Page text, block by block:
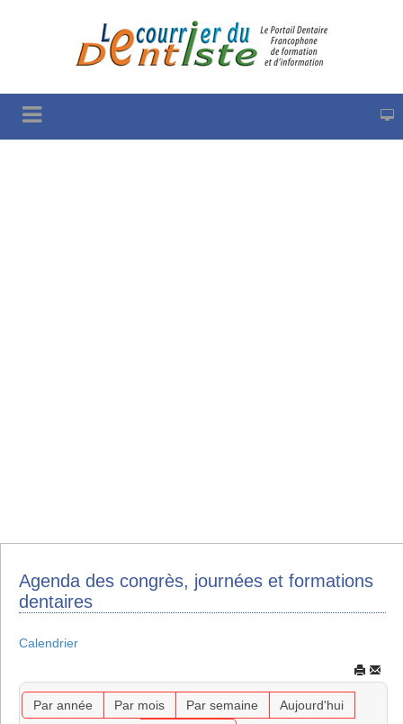
Agenda des congrès, journées et formations
dentaires
Calendrier
Par année Par mois Par semaine
Aujourd'hui